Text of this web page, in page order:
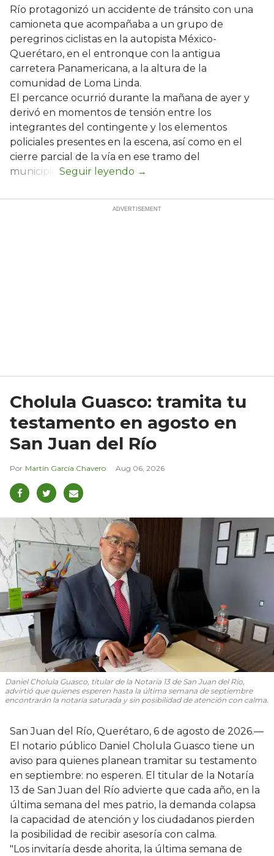
Río protagonizó un accidente de tránsito con una
camioneta que acompañaba a un grupo de
peregrinos ciclistas en la autopista México-
Querétaro, en el entronque con la antigua
carretera Panamericana, a la altura de la
comunidad de Loma Linda.
El percance ocurrió durante la mañana de ayer y
derivó en momentos de tensión entre los
integrantes del contingente y los elementos
policiales presentes en la escena, así como en el
cierre parcial de la vía en ese tramo del
municipio.
Cholula Guasco: tramita tu
testamento en agosto en
San Juan del Río
Martín García Chavero Aug 06, 2026
Daniel Cholula Guasco, titular de la Notaría 13 de San Juan del Río,
advirtió que quienes esperen hasta la última semana de septiembre
encontrarán la notaría saturada y sin posibilidad de atención con calma.
San Juan del Río, Querétaro, 6 de agosto de 2026.—
El notario público Daniel Cholula Guasco tiene un
aviso para quienes planean tramitar su testamento
en septiembre: no esperen. El titular de la Notaría
13 de San Juan del Río advierte que cada año, en la
última semana del mes patrio, la demanda colapsa
la capacidad de atención y los ciudadanos pierden
la posibilidad de recibir asesoría con calma.
"Los invitaría desde ahorita, la última semana de